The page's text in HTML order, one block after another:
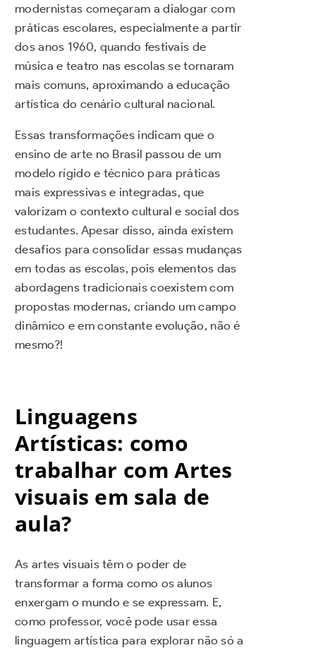
modernistas começaram a dialogar com
práticas escolares, especialmente a partir
dos anos 1960, quando festivais de
música e teatro nas escolas se tornaram
mais comuns, aproximando a educação
artística do cenário cultural nacional.
Essas transformações indicam que o
ensino de arte no Brasil passou de um
modelo rígido e técnico para práticas
mais expressivas e integradas, que
valorizam o contexto cultural e social dos
estudantes. Apesar disso, ainda existem
desafios para consolidar essas mudanças
em todas as escolas, pois elementos das
abordagens tradicionais coexistem com
propostas modernas, criando um campo
dinâmico e em constante evolução, não é
mesmo?!
Linguagens
Artísticas: como
trabalhar com Artes
visuais em sala de
aula?
As artes visuais têm o poder de
transformar a forma como os alunos
enxergam o mundo e se expressam. E,
como professor, você pode usar essa
linguagem artística para explorar não só a